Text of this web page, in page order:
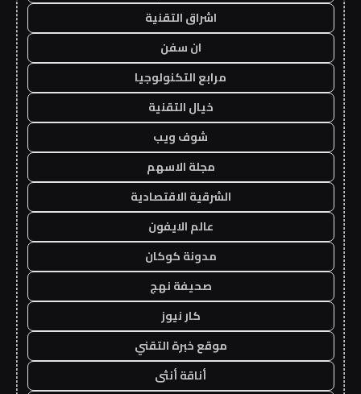
اشراق التقنية
ان سفن
مرابع التكنولوجيا
خيال التقنية
شوف ويب
مجلة الاسهم
الشرقية الاقتصادية
عالم الايفون
مدونة كوكان
صحيفة نهج
كار نيوز
موقع خبرة التقني
أناقة أنثى